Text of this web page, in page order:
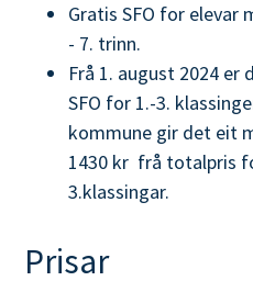
Gratis SFO for elevar
- 7. trinn.
Frå 1. august 2024
SFO for 1.-3.
kommune gir det eit
1430 kr frå totalpris
3.klassingar.
Prisar